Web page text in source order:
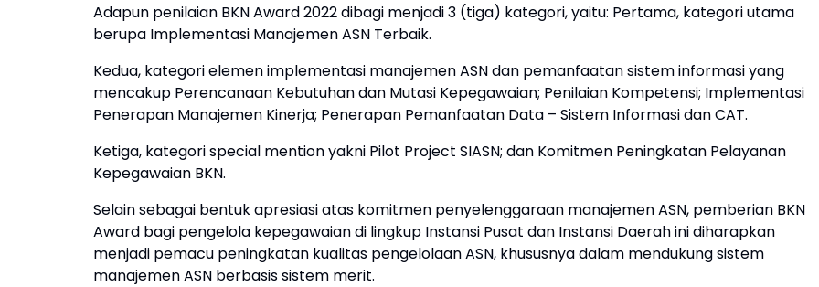
Adapun penilaian BKN Award 2022 dibagi menjadi 3 (tiga) kategori, yaitu: Pertama, kategori utama
berupa Implementasi Manajemen ASN Terbaik.
Kedua, kategori elemen implementasi manajemen ASN dan pemanfaatan sistem informasi yang
mencakup Perencanaan Kebutuhan dan Mutasi Kepegawaian; Penilaian Kompetensi; Implementasi
Penerapan Manajemen Kinerja; Penerapan Pemanfaatan Data – Sistem Informasi dan CAT.
Ketiga, kategori special mention yakni Pilot Project SIASN; dan Komitmen Peningkatan Pelayanan
Kepegawaian BKN.
Selain sebagai bentuk apresiasi atas komitmen penyelenggaraan manajemen ASN, pemberian BKN
Award bagi pengelola kepegawaian di lingkup Instansi Pusat dan Instansi Daerah ini diharapkan
menjadi pemacu peningkatan kualitas pengelolaan ASN, khususnya dalam mendukung sistem
manajemen ASN berbasis sistem merit.